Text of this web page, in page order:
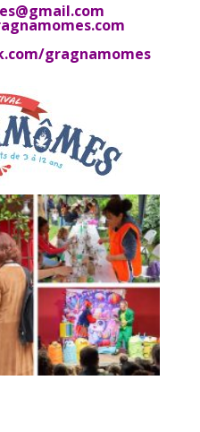
gragnamomes